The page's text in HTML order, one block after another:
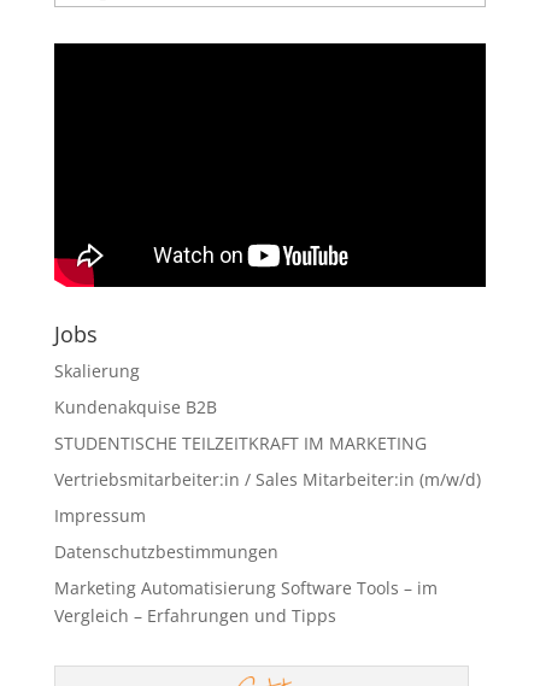
der
Artikel
Jobs
Skalierung
Kundenakquise B2B
STUDENTISCHE TEILZEITKRAFT IM MARKETING
Vertriebsmitarbeiter:in / Sales Mitarbeiter:in (m/w/d)
Impressum
Datenschutzbestimmungen
Marketing Automatisierung Software Tools – im
Vergleich – Erfahrungen und Tipps